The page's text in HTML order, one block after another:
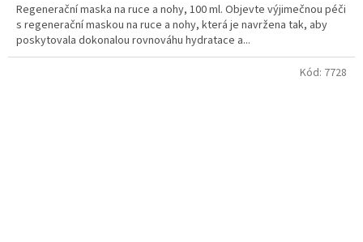
Regenerační maska na ruce a nohy, 100 ml. Objevte výjimečnou péči
s regenerační maskou na ruce a nohy, která je navržena tak, aby
poskytovala dokonalou rovnováhu hydratace a...
Kód: 7728